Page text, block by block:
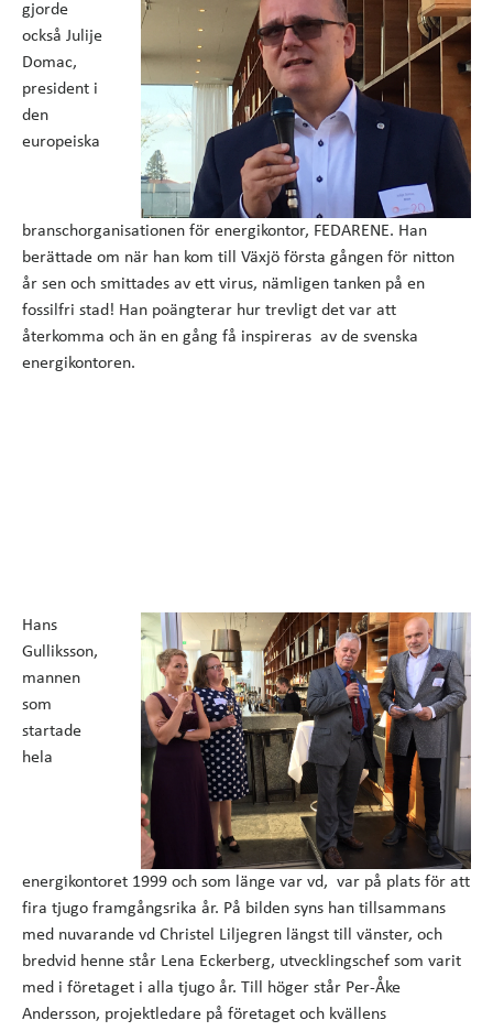
gjorde
också Julije
Domac,
president i
den
europeiska
branschorganisationen för energikontor, FEDARENE. Han
berättade om när han kom till Växjö första gången för nitton
år sen och smittades av ett virus, nämligen tanken på en
fossilfri stad! Han poängterar hur trevligt det var att
återkomma och än en gång få inspireras av de svenska
energikontoren.
Hans
Gulliksson,
mannen
som
startade
hela
energikontoret 1999 och som länge var vd, var på plats för att
fira tjugo framgångsrika år. På bilden syns han tillsammans
med nuvarande vd Christel Liljegren längst till vänster, och
bredvid henne står Lena Eckerberg, utvecklingschef som varit
med i företaget i alla tjugo år. Till höger står Per-Åke
Andersson, projektledare på företaget och kvällens